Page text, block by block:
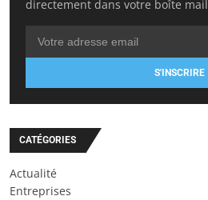
directement dans votre boîte
S'INSCRIRE
CATÉGORIES
Actualité
Entreprises